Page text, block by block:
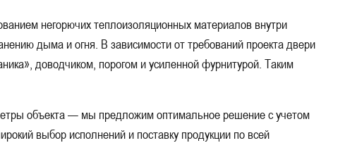
Для незадымляемых лестничных клеток
станции
900x2100 Большие
негорючих теплоизоляционных материалов внутри
дыма и огня. В зависимости от требований проекта двери
доводчиком, порогом и усиленной фурнитурой. Таким
объекта — мы предложим оптимальное решение с учетом
выбор исполнений и поставку продукции по всей